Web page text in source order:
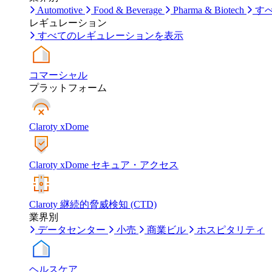
Automotive
Food & Beverage Pharma & Biotech
す
レギュレーション
すべてのレギュレーションを表示
コマーシャル
プラットフォーム
Claroty xDome
Claroty xDome セキュア・アクセス
Claroty 継続的脅威検知 (CTD)
業界別
データセンター
小売 商業ビル ホスピタリティ
ヘルスケア